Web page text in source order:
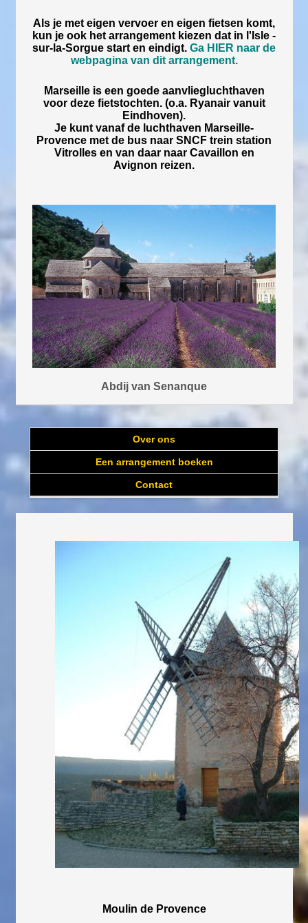
Als je met eigen vervoer en eigen fietsen komt,
kun je ook het arrangement kiezen dat in l'Isle -
sur-la-Sorgue start en eindigt. Ga HIER naar de
webpagina van dit arrangement.
Marseille is een goede aanvliegluchthaven
voor deze fietstochten. (o.a. Ryanair vanuit
Eindhoven).
Je kunt vanaf de luchthaven Marseille-
Provence met de bus naar SNCF trein station
Vitrolles en van daar naar Cavaillon en
Avignon reizen.
Abdij van Senanque
Over ons
Een arrangement boeken
Contact
Moulin de Provence